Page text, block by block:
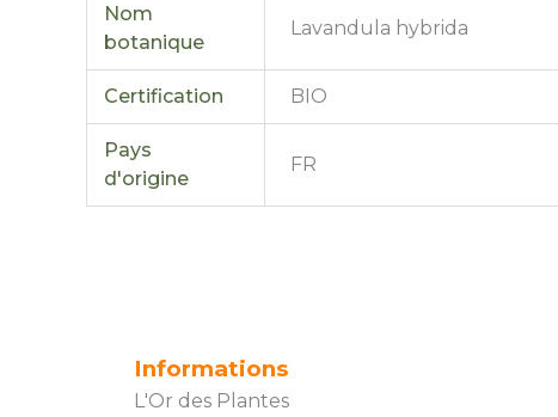
Nom
botanique
Lavandula hybrida
Certification BIO
Pays
d'origine
FR
Informations
L'Or des Plantes